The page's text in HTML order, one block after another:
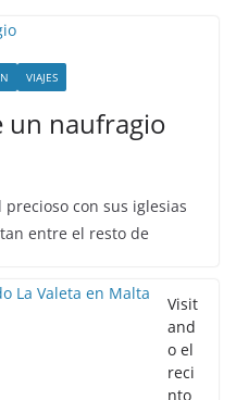
VIAJES
un naufragio
con sus iglesias
entre el resto de
Visit
and
o el
reci
nto